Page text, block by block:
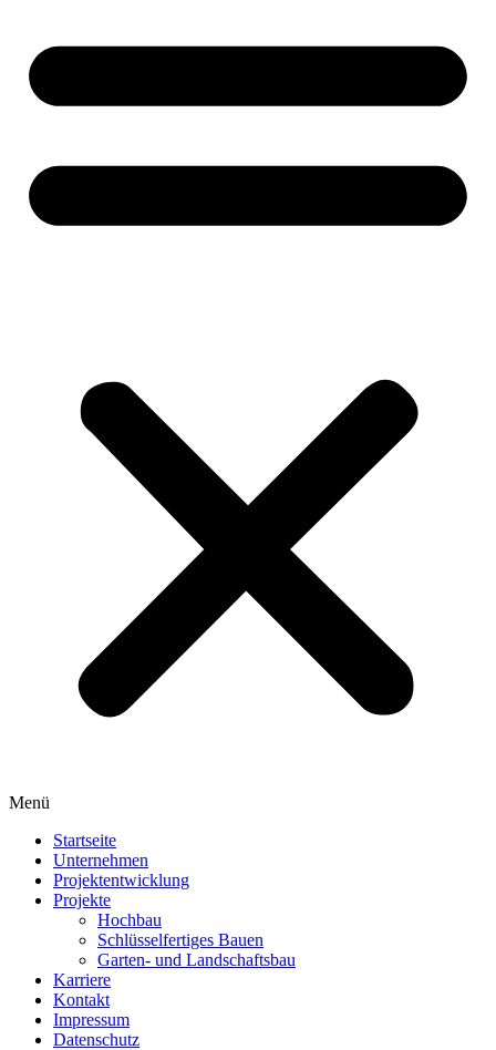
Menü
Startseite
Unternehmen
Projektentwicklung
Projekte
Hochbau
Schlüsselfertiges Bauen
Garten- und Landschaftsbau
Karriere
Kontakt
Impressum
Datenschutz